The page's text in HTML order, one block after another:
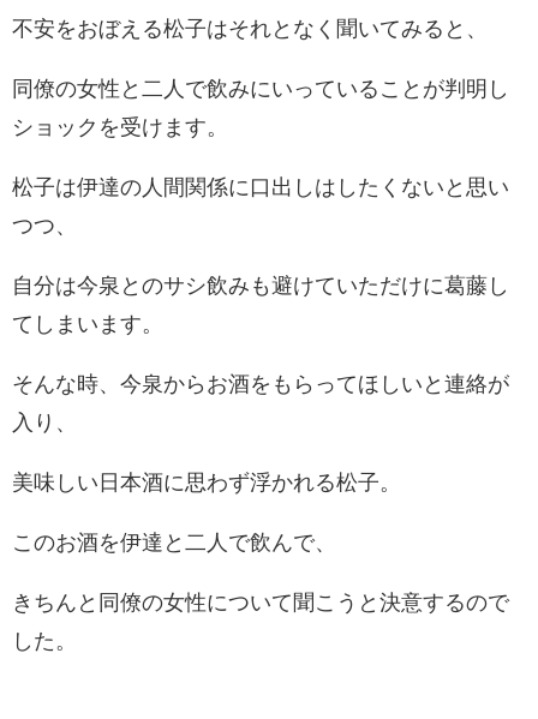
不安をおぼえる松子はそれとなく聞いてみると、
同僚の女性と二人で飲みにいっていることが判明し
ショックを受けます。
松子は伊達の人間関係に口出しはしたくないと思い
つつ、
自分は今泉とのサシ飲みも避けていただけに葛藤し
てしまいます。
そんな時、今泉からお酒をもらってほしいと連絡が
入り、
美味しい日本酒に思わず浮かれる松子。
このお酒を伊達と二人で飲んで、
きちんと同僚の女性について聞こうと決意するので
した。